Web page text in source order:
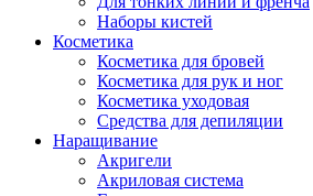
Наборы кистей
Косметика
Косметика для бровей
Косметика для рук и ног
Косметика уходовая
Средства для депиляции
Наращивание
Акригели
Акриловая система